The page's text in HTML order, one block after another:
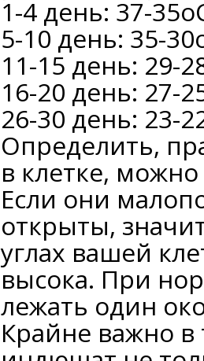
1-4 день: 37-
5-10 день: 35-
11-15 день: 29-
16-20 день: 27-
26-30 день: 23-
Определить,
в клетке,
Если они
открыты,
углах вашей
высока. При
лежать один
Крайне важно